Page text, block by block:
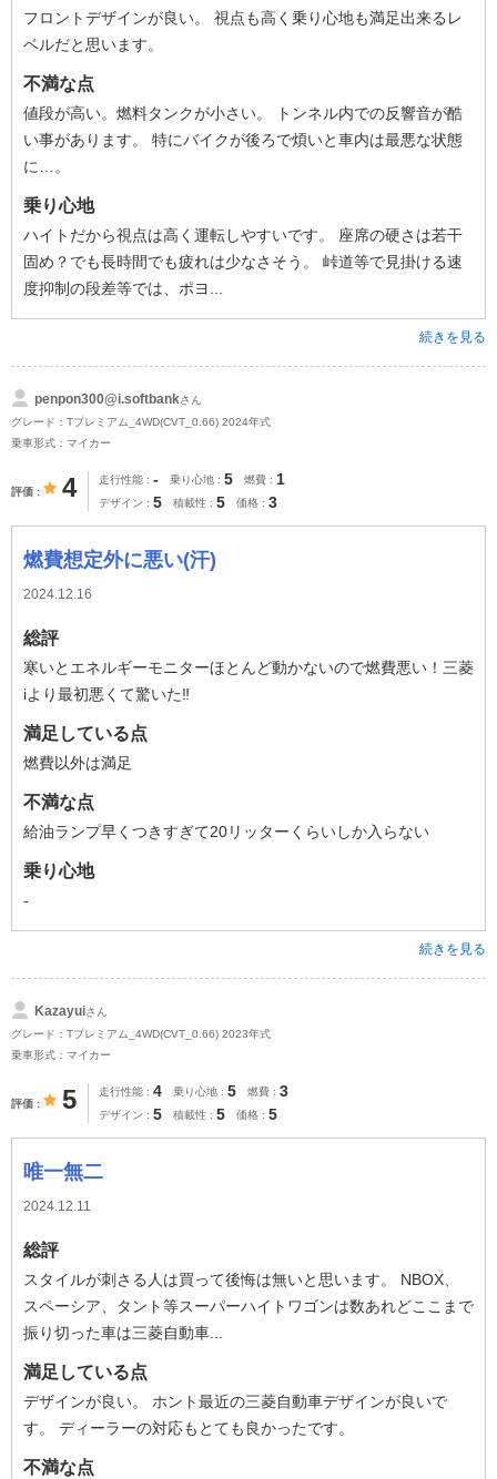
フロントデザインが良い。 視点も高く乗り心地も満足出来るレ
ベルだと思います。
不満な点
値段が高い。燃料タンクが小さい。 トンネル内での反響音が酷
い事があります。 特にバイクが後ろで煩いと車内は最悪な状態
に…。
乗り心地
ハイトだから視点は高く運転しやすいです。 座席の硬さは若干
固め？でも長時間でも疲れは少なさそう。 峠道等で見掛ける速
度抑制の段差等では、ポヨ...
続きを見る
penpon300@i.softbankさん
グレード：Tプレミアム_4WD(CVT_0.66) 2024年式
乗車形式：マイカー
評価 4 走行性能 - 乗り心地 5 燃費 1
デザイン 5 積載性 5 価格 3
燃費想定外に悪い(汗)
2024.12.16
総評
寒いとエネルギーモニターほとんど動かないので燃費悪い！三菱
iより最初悪くて驚いた‼️
満足している点
燃費以外は満足
不満な点
給油ランプ早くつきすぎて20リッターくらいしか入らない
乗り心地
-
続きを見る
Kazayuiさん
グレード：Tプレミアム_4WD(CVT_0.66) 2023年式
乗車形式：マイカー
評価 5 走行性能 4 乗り心地 5 燃費 3
デザイン 5 積載性 5 価格 5
唯一無二
2024.12.11
総評
スタイルが刺さる人は買って後悔は無いと思います。 NBOX、
スペーシア、タント等スーパーハイトワゴンは数あれどここまで
振り切った車は三菱自動車...
満足している点
デザインが良い。 ホント最近の三菱自動車デザインが良いで
す。 ディーラーの対応もとても良かったです。
不満な点